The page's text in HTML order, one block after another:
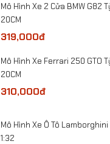
​Mô Hình Xe 2 Cửa BMW G82
20CM
319,000đ
​Mô Hình Xe Ferrari 250 GTO
20CM
310,000đ
​Mô Hình Xe Ô Tô
1:32